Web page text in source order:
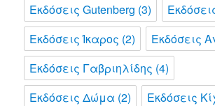
Εκδόσεις Gutenberg (3)
Εκδόσεις Ίκαρος (2) Εκδόσεις
Εκδόσεις Γαβριηλίδης (4)
Εκδόσεις Δώμα (2) Εκδόσεις